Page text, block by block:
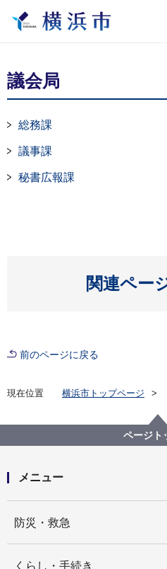
議会局
総務課
議事課
秘書広報課
関連ペー
前のページに戻る
現在位置
横浜市トップページ
議
ページト
メニュー
防災・救急
くらし・手続き